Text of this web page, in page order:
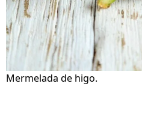
Mermelada de higo.